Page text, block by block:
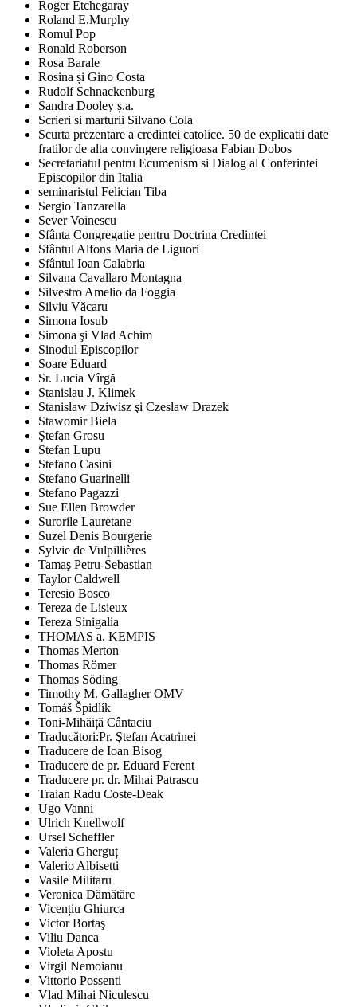
Roger Etchegaray
Roland E.Murphy
Romul Pop
Ronald Roberson
Rosa Barale
Rosina și Gino Costa
Rudolf Schnackenburg
Sandra Dooley ș.a.
Scrieri si marturii Silvano Cola
Scurta prezentare a credintei catolice. 50 de explicatii date
fratilor de alta convingere religioasa Fabian Dobos
Secretariatul pentru Ecumenism si Dialog al Conferintei
Episcopilor din Italia
seminaristul Felician Tiba
Sergio Tanzarella
Sever Voinescu
Sfânta Congregatie pentru Doctrina Credintei
Sfântul Alfons Maria de Liguori
Sfântul Ioan Calabria
Silvana Cavallaro Montagna
Silvestro Amelio da Foggia
Silviu Văcaru
Simona Iosub
Simona şi Vlad Achim
Sinodul Episcopilor
Soare Eduard
Sr. Lucia Vîrgă
Stanislau J. Klimek
Stanislaw Dziwisz şi Czeslaw Drazek
Stawomir Biela
Ştefan Grosu
Stefan Lupu
Stefano Casini
Stefano Guarinelli
Stefano Pagazzi
Sue Ellen Browder
Surorile Lauretane
Suzel Denis Bourgerie
Sylvie de Vulpillières
Tamaş Petru-Sebastian
Taylor Caldwell
Teresio Bosco
Tereza de Lisieux
Tereza Sinigalia
THOMAS a. KEMPIS
Thomas Merton
Thomas Römer
Thomas Söding
Timothy M. Gallagher OMV
Tomáš Špidlík
Toni-Mihăiță Cântaciu
Traducători:Pr. Ştefan Acatrinei
Traducere de Ioan Bisog
Traducere de pr. Eduard Ferent
Traducere pr. dr. Mihai Patrascu
Traian Radu Coste-Deak
Ugo Vanni
Ulrich Knellwolf
Ursel Scheffler
Valeria Gherguț
Valerio Albisetti
Vasile Militaru
Veronica Dămătărc
Vicențiu Ghiurca
Victor Bortaş
Viliu Danca
Violeta Apostu
Virgil Nemoianu
Vittorio Possenti
Vlad Mihai Niculescu